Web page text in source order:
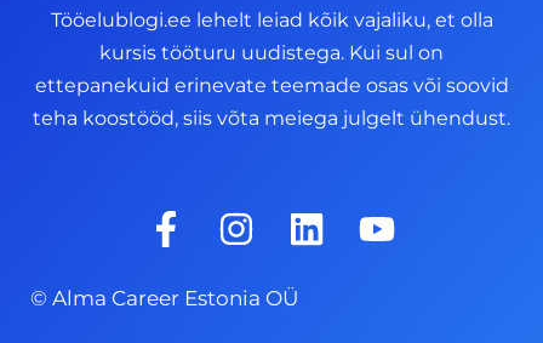
Tööelublogi.ee lehelt leiad kõik vajaliku, et olla
kursis tööturu uudistega. Kui sul on
ettepanekuid erinevate teemade osas või soovid
teha koostööd, siis võta meiega julgelt ühendust.
F
a
e
I
n
s
t
L
i
Y
o
© Alma Career Estonia OÜ